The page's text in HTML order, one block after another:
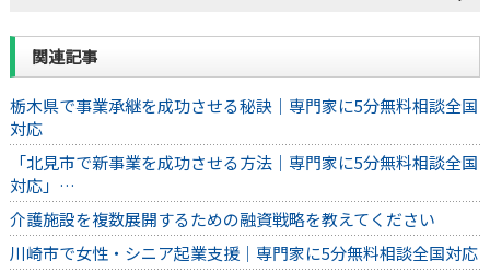
関連記事
栃木県で事業承継を成功させる秘訣｜専門家に5分無料相談全国
対応
「北見市で新事業を成功させる方法｜専門家に5分無料相談全国
対応」…
介護施設を複数展開するための融資戦略を教えてください
川崎市で女性・シニア起業支援｜専門家に5分無料相談全国対応